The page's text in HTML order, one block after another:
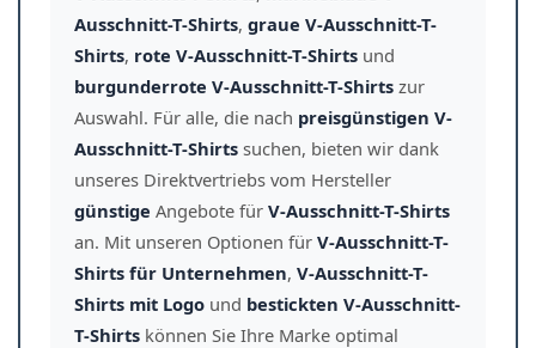
Ausschnitt-T-Shirts, graue V-Ausschnitt-T-
Shirts, rote V-Ausschnitt-T-Shirts und
burgunderrote V-Ausschnitt-T-Shirts zur
Auswahl. Für alle, die nach preisgünstigen V-
Ausschnitt-T-Shirts suchen, bieten wir dank
unseres Direktvertriebs vom Hersteller
günstige Angebote für V-Ausschnitt-T-Shirts
an. Mit unseren Optionen für V-Ausschnitt-T-
Shirts für Unternehmen, V-Ausschnitt-T-
Shirts mit Logo und bestickten V-Ausschnitt-
T-Shirts können Sie Ihre Marke optimal